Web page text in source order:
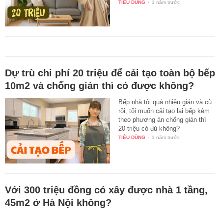
TIÊU DÙNG - 1 năm trước
Dự trù chi phí 20 triệu để cải tạo toàn bộ bếp
10m2 và chống gián thì có được không?
Bếp nhà tôi quá nhiều gián và cũ
rồi, tối muốn cải tạo lại bếp kèm
theo phương án chống gián thì
20 triệu có đủ không?
TIÊU DÙNG - 1 năm trước
Với 300 triệu đồng có xây được nhà 1 tầng,
45m2 ở Hà Nội không?